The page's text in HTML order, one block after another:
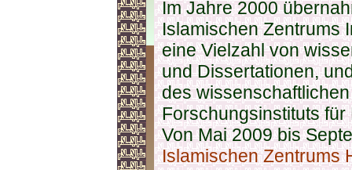
Im Jahre 2000
Islamischen Zentrums
eine Vielzahl von
und Dissertationen,
des
Forschungsinstituts
Von Mai 2009 bis
Islamischen Zentrums